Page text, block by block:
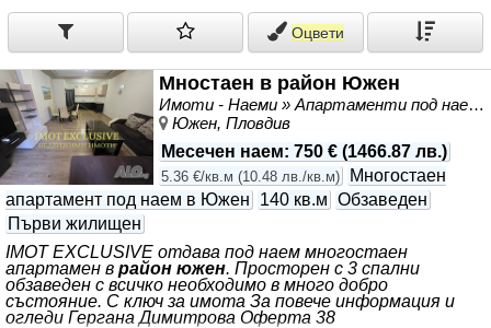
Оцвети
Мностаен в район Южен
Имоти - Наеми » Апартаменти под наем
Южен, Пловдив
Месечен наем: 750 € (1466.87 лв.)
5.36 €/кв.м (10.48 лв./кв.м)
Многостаен
апартамент под наем в Южен
140 кв.м Обзаведен
Първи жилищен
IMOT EXCLUSIVE отдава под наем многостаен
апартамен в район южен. Просторен с 3 спални
обзаведен с всичко необходимо в много добро
състояние. С ключ за имота За повече информация и
огледи Гергана Димитрова Оферта 38